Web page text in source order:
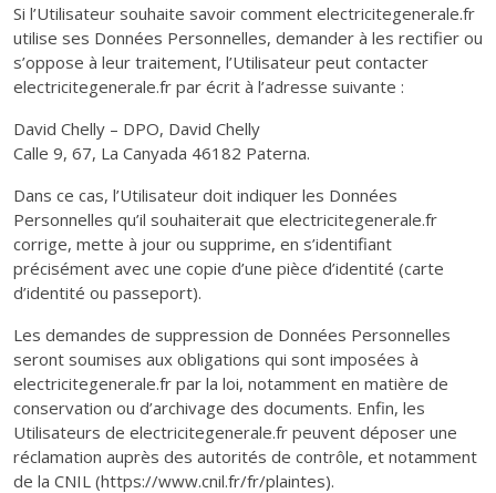
Si l’Utilisateur souhaite savoir comment electricitegenerale.fr
utilise ses Données Personnelles, demander à les rectifier ou
s’oppose à leur traitement, l’Utilisateur peut contacter
electricitegenerale.fr par écrit à l’adresse suivante :
David Chelly – DPO, David Chelly
Calle 9, 67, La Canyada 46182 Paterna.
Dans ce cas, l’Utilisateur doit indiquer les Données
Personnelles qu’il souhaiterait que electricitegenerale.fr
corrige, mette à jour ou supprime, en s’identifiant
précisément avec une copie d’une pièce d’identité (carte
d’identité ou passeport).
Les demandes de suppression de Données Personnelles
seront soumises aux obligations qui sont imposées à
electricitegenerale.fr par la loi, notamment en matière de
conservation ou d’archivage des documents. Enfin, les
Utilisateurs de electricitegenerale.fr peuvent déposer une
réclamation auprès des autorités de contrôle, et notamment
de la CNIL (https://www.cnil.fr/fr/plaintes).